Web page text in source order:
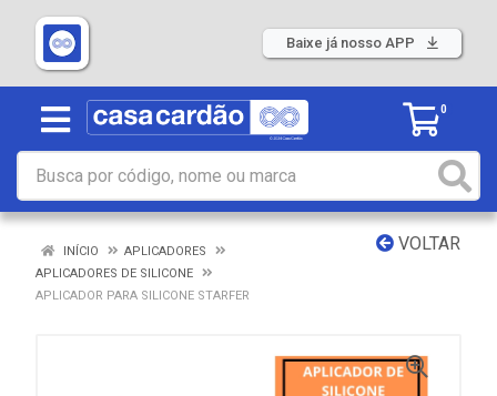
Baixe já nosso APP
0
VOLTAR
INÍCIO
APLICADORES
APLICADORES DE SILICONE
APLICADOR PARA SILICONE STARFER